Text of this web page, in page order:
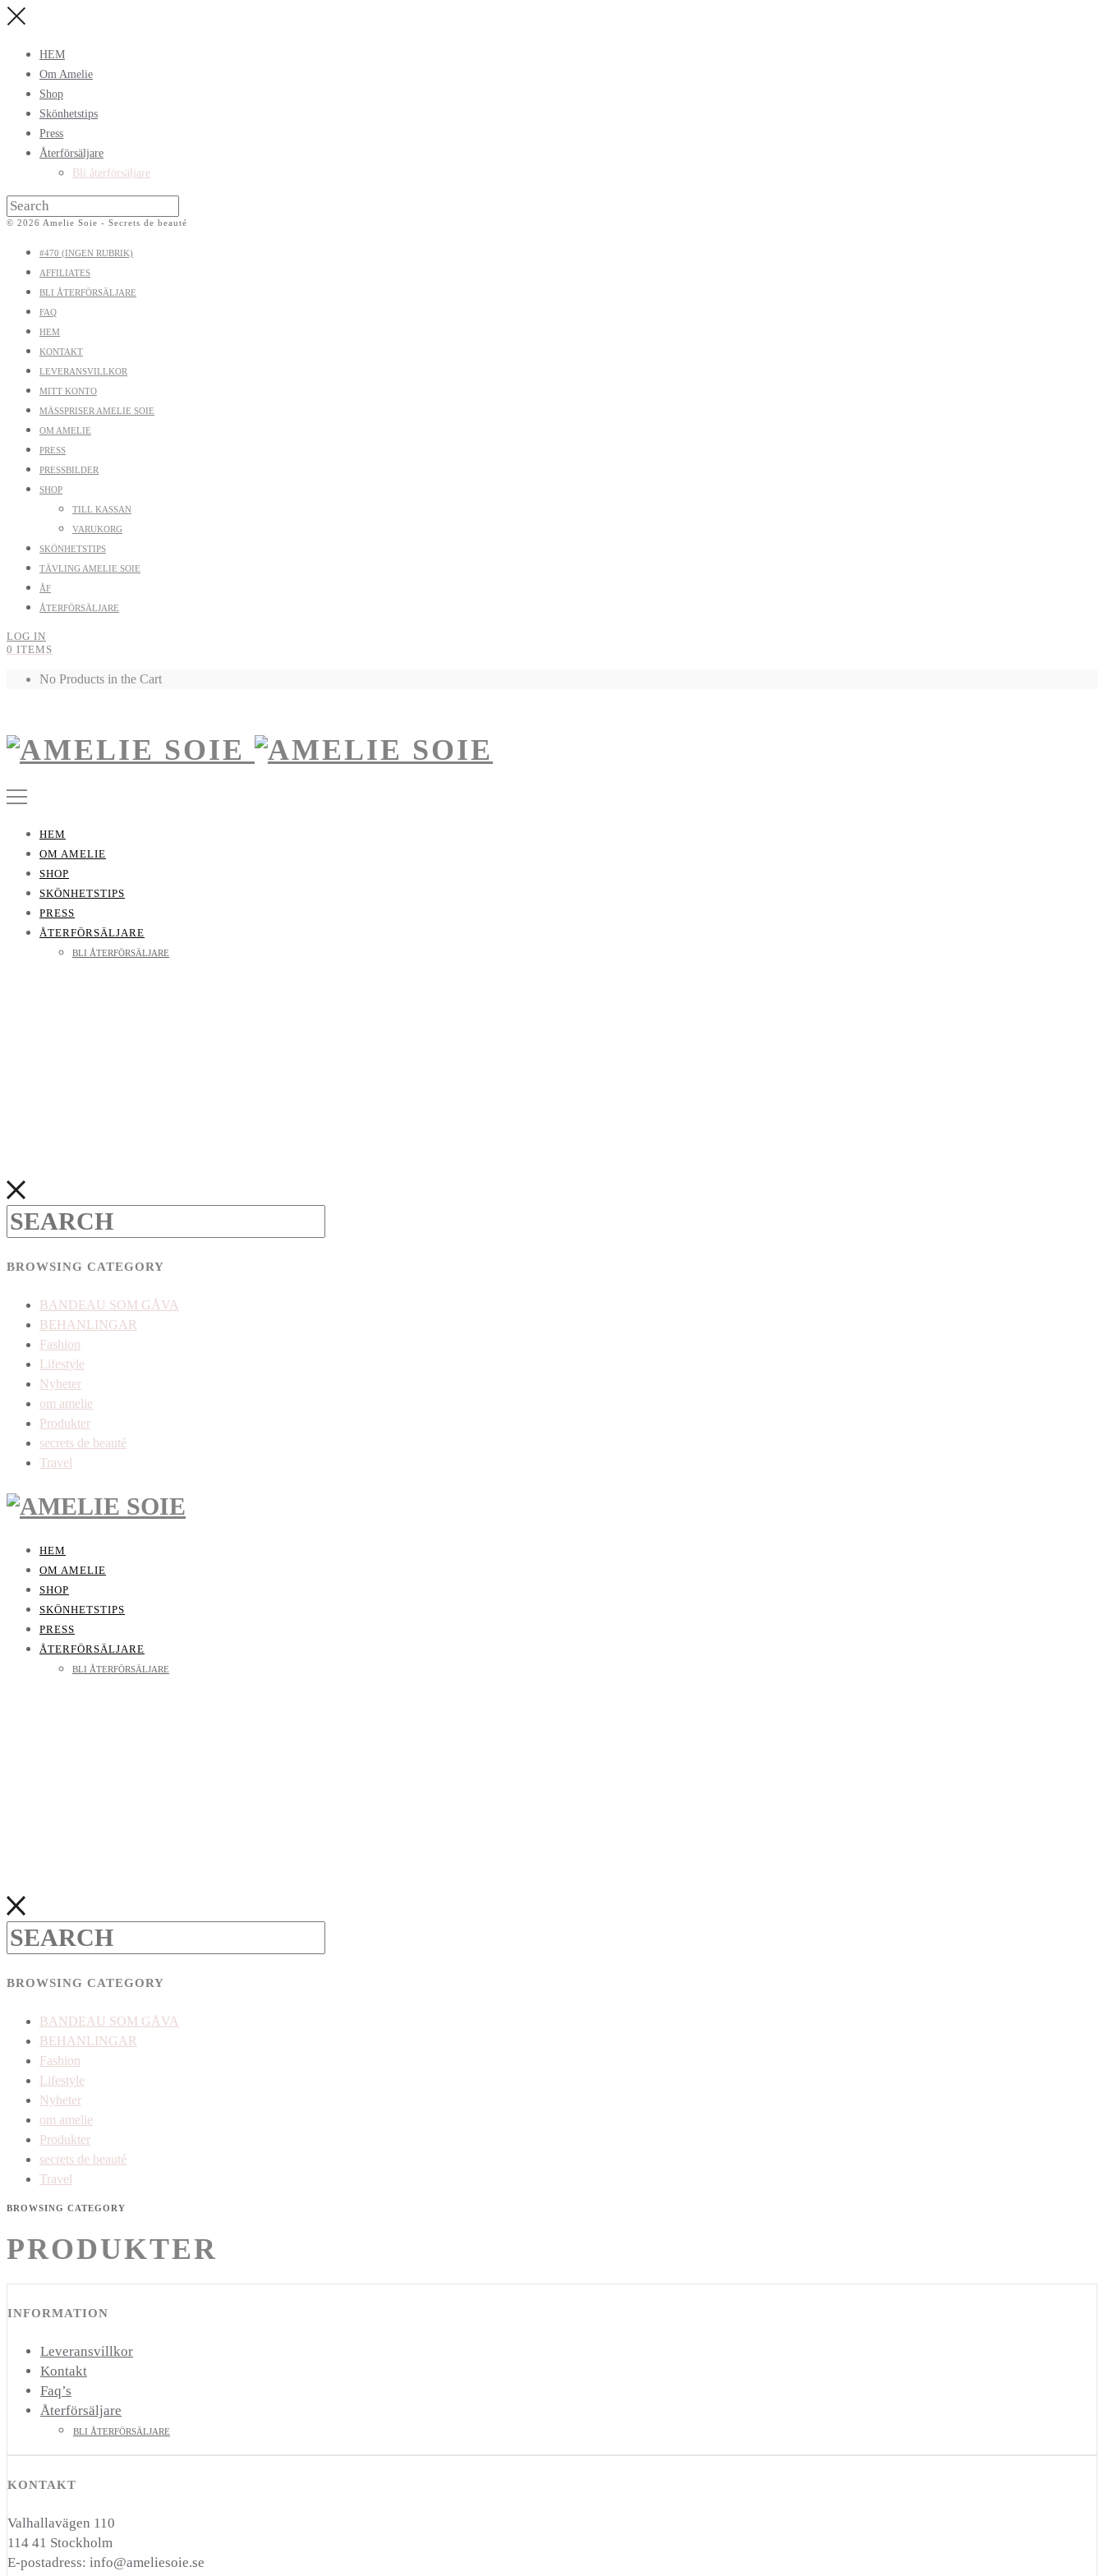
HEM
Om Amelie
Shop
Skönhetstips
Press
Återförsäljare
Bli återförsäljare
© 2026 Amelie Soie - Secrets de beauté
#470 (INGEN RUBRIK)
AFFILIATES
BLI ÅTERFÖRSÄLJARE
FAQ
HEM
KONTAKT
LEVERANSVILLKOR
MITT KONTO
MÄSSPRISER AMELIE SOIE
OM AMELIE
PRESS
PRESSBILDER
SHOP
TILL KASSAN
VARUKORG
SKÖNHETSTIPS
TÄVLING AMELIE SOIE
ÅF
ÅTERFÖRSÄLJARE
LOG IN
0 ITEMS
No Products in the Cart
HEM
OM AMELIE
SHOP
SKÖNHETSTIPS
PRESS
ÅTERFÖRSÄLJARE
BLI ÅTERFÖRSÄLJARE
BROWSING CATEGORY
BANDEAU SOM GÅVA
BEHANLINGAR
Fashion
Lifestyle
Nyheter
om amelie
Produkter
secrets de beauté
Travel
HEM
OM AMELIE
SHOP
SKÖNHETSTIPS
PRESS
ÅTERFÖRSÄLJARE
BLI ÅTERFÖRSÄLJARE
BROWSING CATEGORY
BANDEAU SOM GÅVA
BEHANLINGAR
Fashion
Lifestyle
Nyheter
om amelie
Produkter
secrets de beauté
Travel
BROWSING CATEGORY
PRODUKTER
INFORMATION
Leveransvillkor
Kontakt
Faq’s
Återförsäljare
BLI ÅTERFÖRSÄLJARE
KONTAKT
Valhallavägen 110
114 41 Stockholm
E-postadress: info@ameliesoie.se